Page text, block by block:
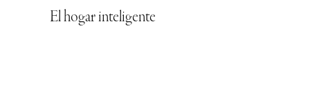
El hogar inteligente